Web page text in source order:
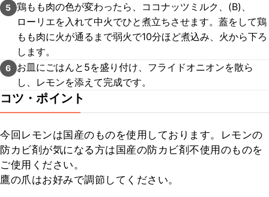
5 鶏もも肉の色が変わったら、ココナッツミルク、(B)、
ローリエを入れて中火でひと煮立ちさせます。蓋をして鶏
もも肉に火が通るまで弱火で10分ほど煮込み、火から下ろ
します。
6
お皿にごはんと5を盛り付け、フライドオニオンを散ら
し、レモンを添えて完成です。
コツ・ポイント
今回レモンは国産のものを使用しております。レモンの
防カビ剤が気になる方は国産の防カビ剤不使用のものを
ご使用ください。
鷹の爪はお好みで調節してください。